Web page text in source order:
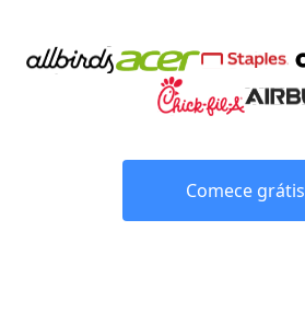
Comece grátis